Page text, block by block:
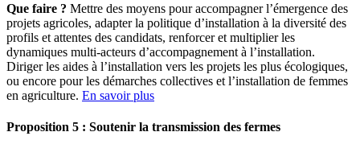
Que faire ? Mettre des moyens pour accompagner l’émergence des
projets agricoles, adapter la politique d’installation à la diversité des
profils et attentes des candidats, renforcer et multiplier les
dynamiques multi-acteurs d’accompagnement à l’installation.
Diriger les aides à l’installation vers les projets les plus écologiques,
ou encore pour les démarches collectives et l’installation de femmes
en agriculture. En savoir plus
Proposition 5 : Soutenir la transmission des fermes